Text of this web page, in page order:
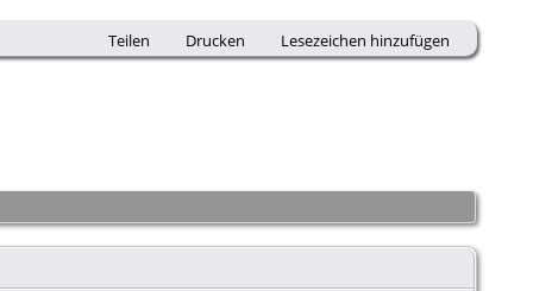
Teilen Drucken Lesezeichen hinzufügen